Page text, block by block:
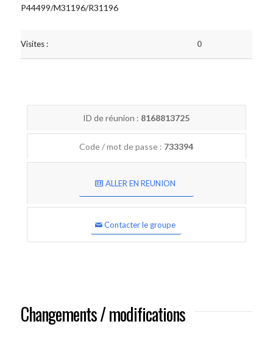
P44499/M31196/R31196
Visites : 0
ID de réunion : 8168813725
Code / mot de passe : 733394
ALLER EN REUNION
Contacter le groupe
Changements / modifications